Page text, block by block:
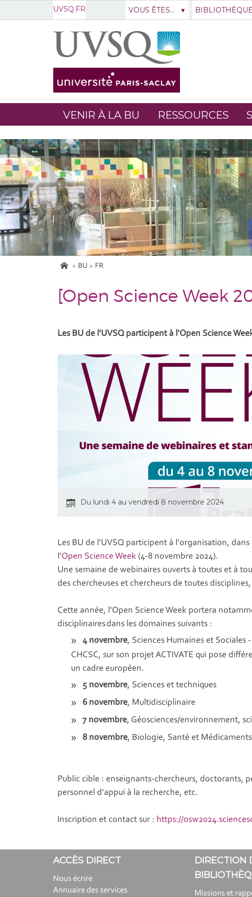
UVSQ.FR
VENIR À LA BU RESSOURCES
BU FR
[Open Science Week
Les BU de l'UVSQ participent à l'Open Science
Du lundi 4 au vendredi 8 novembre 2024
Les BU de l'UVSQ participent à l'organisation,
l'Open Science Week (4-8 novembre 2024).
Une semaine de webinaires ouverts à toutes et à
des chercheuses et chercheurs de toutes
Cette année, l'Open Science Week portera
disciplinaires dans les domaines suivants :
4 novembre, Sciences Humaines et
CHCSC, sur son projet ACTIVATE qui pose
un cadre européen.
5 novembre, Sciences et techniques
6 novembre, Multidisciplinaire
7 novembre, Géosciences/environnement,
8 novembre, Biologie, Santé et Médicaments
Public cible : enseignants-chercheurs, doctorants,
personnel d'appui à la recherche, etc.
Inscription et contact sur : https://
VOUS ÊTES...
ACCÈS DIRECT
Nous écrire
Annuaire des services
DIRECTION
Missions et